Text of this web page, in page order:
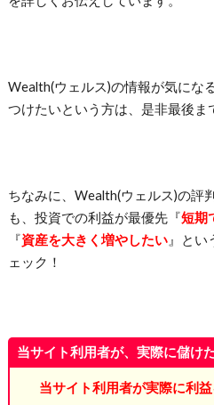
Wealth(ウェルス)の情報が気にな
つけたいという方は、是非最後ま
ちなみに、Wealth(ウェルス)の評
も、投資での利益が最優先『短期
『資産を大きく増やしたい』とい
ェック！
当サイト利用者が、実際に儲け
当サイト利用者が実際に利